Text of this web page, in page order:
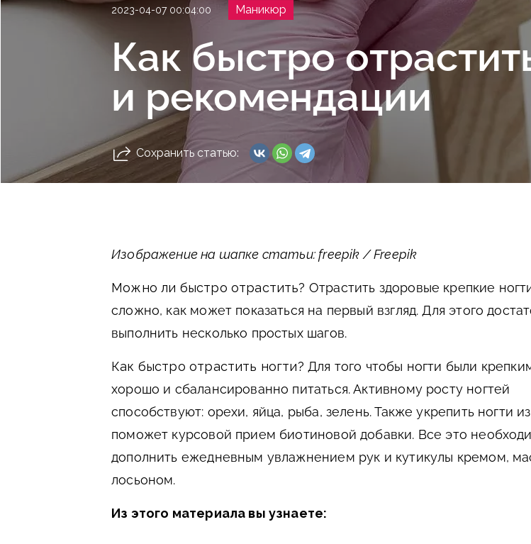
2023-04-07 00:04:00 Маникюр
Как быстро
и рекомендации
Сохранить статью:
Изображение на шапке статьи: freepik / Freepik
Можно ли быстро отрастить? Отрастить здоровые крепкие
сложно, как может показаться на первый взгляд. Для этого
выполнить несколько простых шагов.
Как быстро отрастить ногти? Для того чтобы ногти были
хорошо и сбалансированно питаться. Активному росту ногтей
способствуют: орехи, яйца, рыба, зелень. Также укрепить ногти
поможет курсовой прием биотиновой добавки. Все это
дополнить ежедневным увлажнением рук и кутикулы кремом,
лосьоном.
Из этого материала вы узнаете: